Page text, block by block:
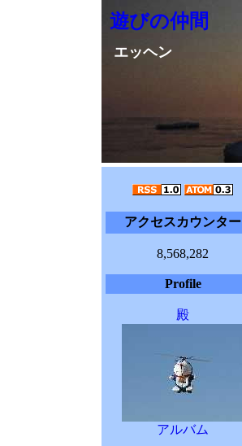
遊びの仲間
エッヘン
アクセスカウンター
8,568,282
Profile
殿
アルバム